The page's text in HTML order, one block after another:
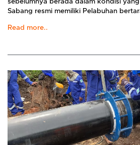
sebelumnya berada dalam kondisi
Sabang resmi memiliki Pelabuhan
Read more..